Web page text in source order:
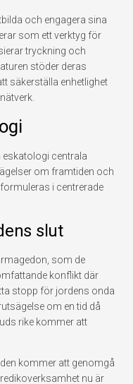
och engagera sina
som ett verktyg för
tryckning och
stöder deras
säkerställa enhetlighet
eskatologi centrala
om framtiden och
i centrerade
slut
som de
konflikt där
stopp för jordens onda
om en tid då
rike kommer att
kommer att genomgå
nu är